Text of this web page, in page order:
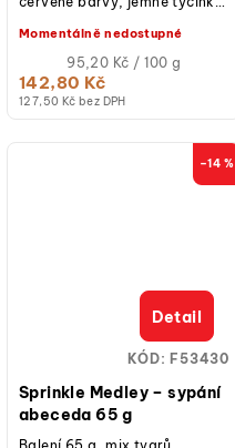
127,50 Kč bez DPH
142,80 Kč
Měrná
cena:
95,20 Kč / 100 g
Momentálně nedostupné
zdobení dortů, zákusků,
sušenek a...
–14 %
Sprinkle Medley – sypání
abeceda 65 g
Detail
KÓD: F53430